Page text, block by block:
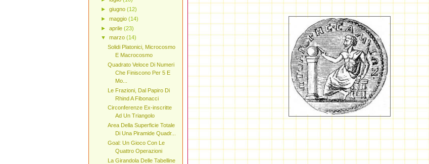
► giugno (12)
► maggio (14)
► aprile (23)
▼ marzo (14)
Solidi Platonici, Microcosmo
E Macrocosmo
Quadrato Veloce Di Numeri
Che Finiscono Per 5 E
Mo...
Le Frazioni, Dal Papiro Di
Rhind A Fibonacci
Circonferenze Ex-inscritte
Ad Un Triangolo
Area Della Superficie Totale
Di Una Piramide Quadr...
Goal: Un Gioco Con Le
Quattro Operazioni
La Girandola Delle Tabelline